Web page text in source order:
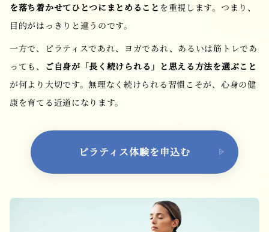
を落ち着かせてひとつにまとめること を重視します。つまり、
目的がはっきりと違うのです。
一方で、ピラティスであれ、ヨガであれ、あるいは筋トレであ
っても、
ご自身が「長く続けられる」と思える方法を選ぶこと
が何より大切です。無理なく続けられる習慣こそが、心身の健
康を育てる近道になります。
ピラティス体験を申込む